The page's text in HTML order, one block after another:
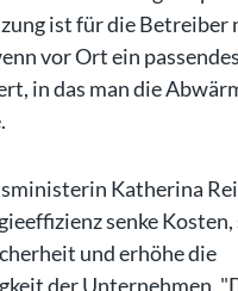
ist für die Betreiber
vor Ort ein passendes
in das man die
Katherina
senke
und erhöhe die
der Unternehmen.